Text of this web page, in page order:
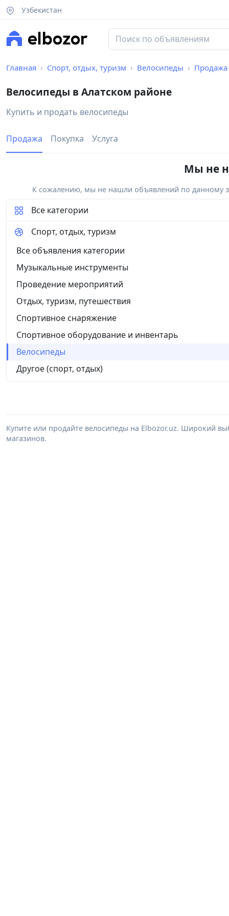
Узбекистан
Главная Спорт, отдых, туризм Велосипеды Продажа
Велосипеды в Алатском районе
Купить и продать велосипеды
Продажа Покупка Услуга
Мы не
К сожалению, мы не нашли объявлений по данному
Все категории
Спорт, отдых, туризм
Все объявления категории
Музыкальные инструменты
Проведение мероприятий
Отдых, туризм, путешествия
Спортивное снаряжение
Спортивное оборудование и инвентарь
Велосипеды
Другое (спорт, отдых)
Купите или продайте велосипеды на Elbozor.uz. Широкий
магазинов.